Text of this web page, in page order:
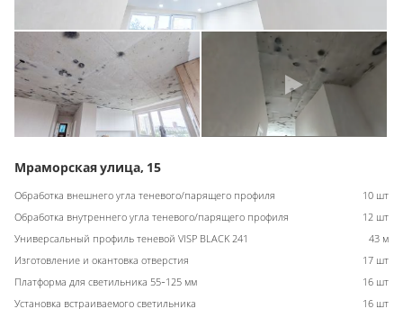
Мраморская улица, 15
Обработка внешнего угла теневого/парящего профиля
10 шт
Обработка внутреннего угла теневого/парящего профиля
12 шт
Универсальный профиль теневой VISP BLACK 241
43 м
Изготовление и окантовка отверстия
17 шт
Платформа для светильника 55-125 мм
16 шт
Установка встраиваемого светильника
16 шт